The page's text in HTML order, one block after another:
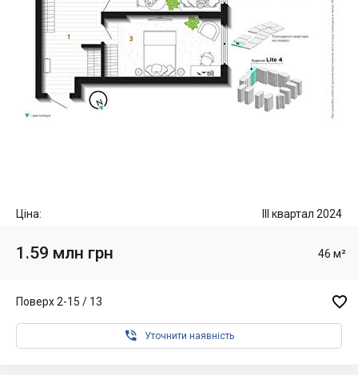
Ціна: III квартал 2024
1.59 млн грн 46 м²
Поверх 2-15 / 13 
 Уточнити наявність